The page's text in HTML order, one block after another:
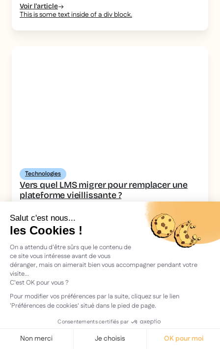
Voir l'article
This is some text inside of a div block.
Technologies
Vers quel LMS migrer pour remplacer une
plateforme vieillissante ?
This is some text inside of a div block.